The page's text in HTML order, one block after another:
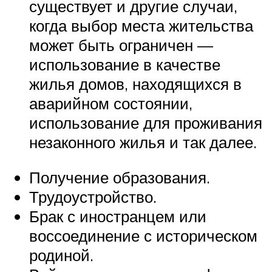
существует и другие случаи,
когда выбор места жительства
может быть ограничен —
использование в качестве
жилья домов, находящихся в
аварийном состоянии,
использование для проживания
незаконного жилья и так далее.
Получение образования.
Трудоустройство.
Брак с иностранцем или
воссоединение с историческом
родиной.